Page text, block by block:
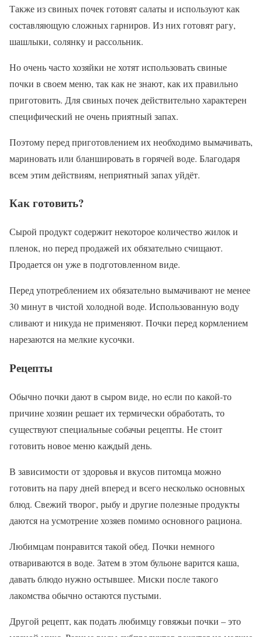
Также из свиных почек готовят салаты и используют как
составляющую сложных гарниров. Из них готовят рагу,
шашлыки, солянку и рассольник.
Но очень часто хозяйки не хотят использовать свиные
почки в своем меню, так как не знают, как их правильно
приготовить. Для свиных почек действительно характерен
специфический не очень приятный запах.
Поэтому перед приготовлением их необходимо вымачивать,
мариновать или бланшировать в горячей воде. Благодаря
всем этим действиям, неприятный запах уйдёт.
Как готовить?
Сырой продукт содержит некоторое количество жилок и
пленок, но перед продажей их обязательно счищают.
Продается он уже в подготовленном виде.
Перед употреблением их обязательно вымачивают не менее
30 минут в чистой холодной воде. Использованную воду
сливают и никуда не применяют. Почки перед кормлением
нарезаются на мелкие кусочки.
Рецепты
Обычно почки дают в сыром виде, но если по какой-то
причине хозяин решает их термически обработать, то
существуют специальные собачьи рецепты. Не стоит
готовить новое меню каждый день.
В зависимости от здоровья и вкусов питомца можно
готовить на пару дней вперед и всего несколько основных
блюд. Свежий творог, рыбу и другие полезные продукты
даются на усмотрение хозяев помимо основного рациона.
Любимцам понравится такой обед. Почки немного
отвариваются в воде. Затем в этом бульоне варится каша,
давать блюдо нужно остывшее. Миски после такого
лакомства обычно остаются пустыми.
Другой рецепт, как подать любимцу говяжьи почки – это